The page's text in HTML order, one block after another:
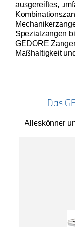
ausgereiftes,
Spezialzangen
GEDORE
Maßhaltigkeit
Das
Alleskönner